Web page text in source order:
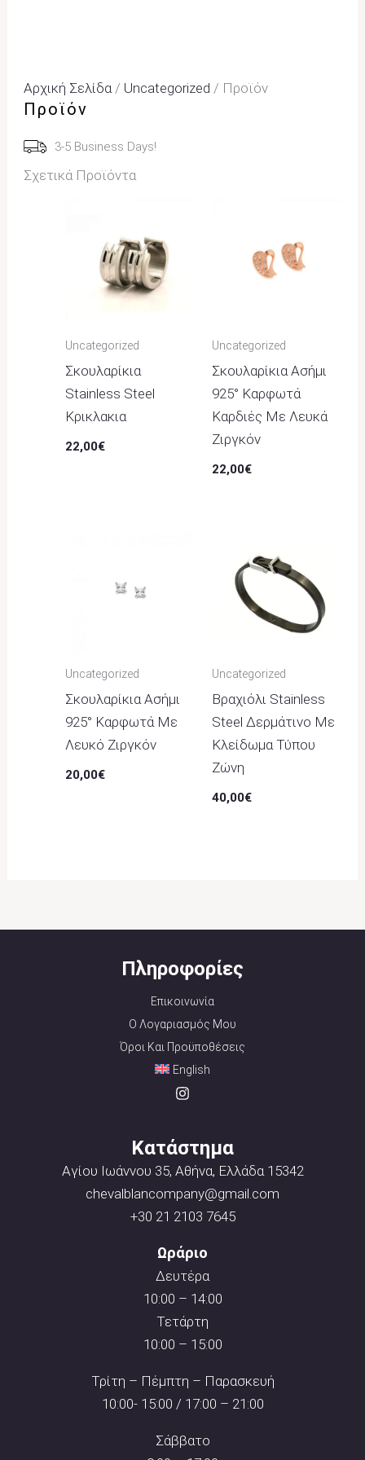
Αρχική Σελίδα / Uncategorized / Προϊόν
Προϊόν
3-5 Business Days!
Σχετικά Προϊόντα
Uncategorized
Σκουλαρίκια
Stainless Steel
Κρικλακια
22,00€
Uncategorized
Σκουλαρίκια Ασήμι
925° Καρφωτά
Καρδιές Με Λευκά
Ζιργκόν
22,00€
Uncategorized
Σκουλαρίκια Ασήμι
925° Καρφωτά Με
Λευκό Ζιργκόν
20,00€
Uncategorized
Βραχιόλι Stainless
Steel Δερμάτινο Με
Κλείδωμα Τύπου
Ζώνη
40,00€
Πληροφορίες
Επικοινωνία
Ο Λογαριασμός Μου
Όροι Και Προϋποθέσεις
English
Κατάστημα
Αγίου Ιωάννου 35, Αθήνα, Ελλάδα 15342
chevalblancompany@gmail.com
+30 21 2103 7645
Ωράριο
Δευτέρα
10:00 – 14:00
Τετάρτη
10:00 – 15:00
Τρίτη – Πέμπτη – Παρασκευή
10:00- 15:00 / 17:00 – 21:00
Σάββατο